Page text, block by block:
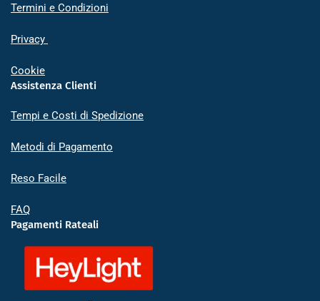
Termini e Condizioni
Privacy
Cookie
Assistenza Clienti
Tempi e Costi di Spedizione
Metodi di Pagamento
Reso Facile
FAQ
Pagamenti Rateali